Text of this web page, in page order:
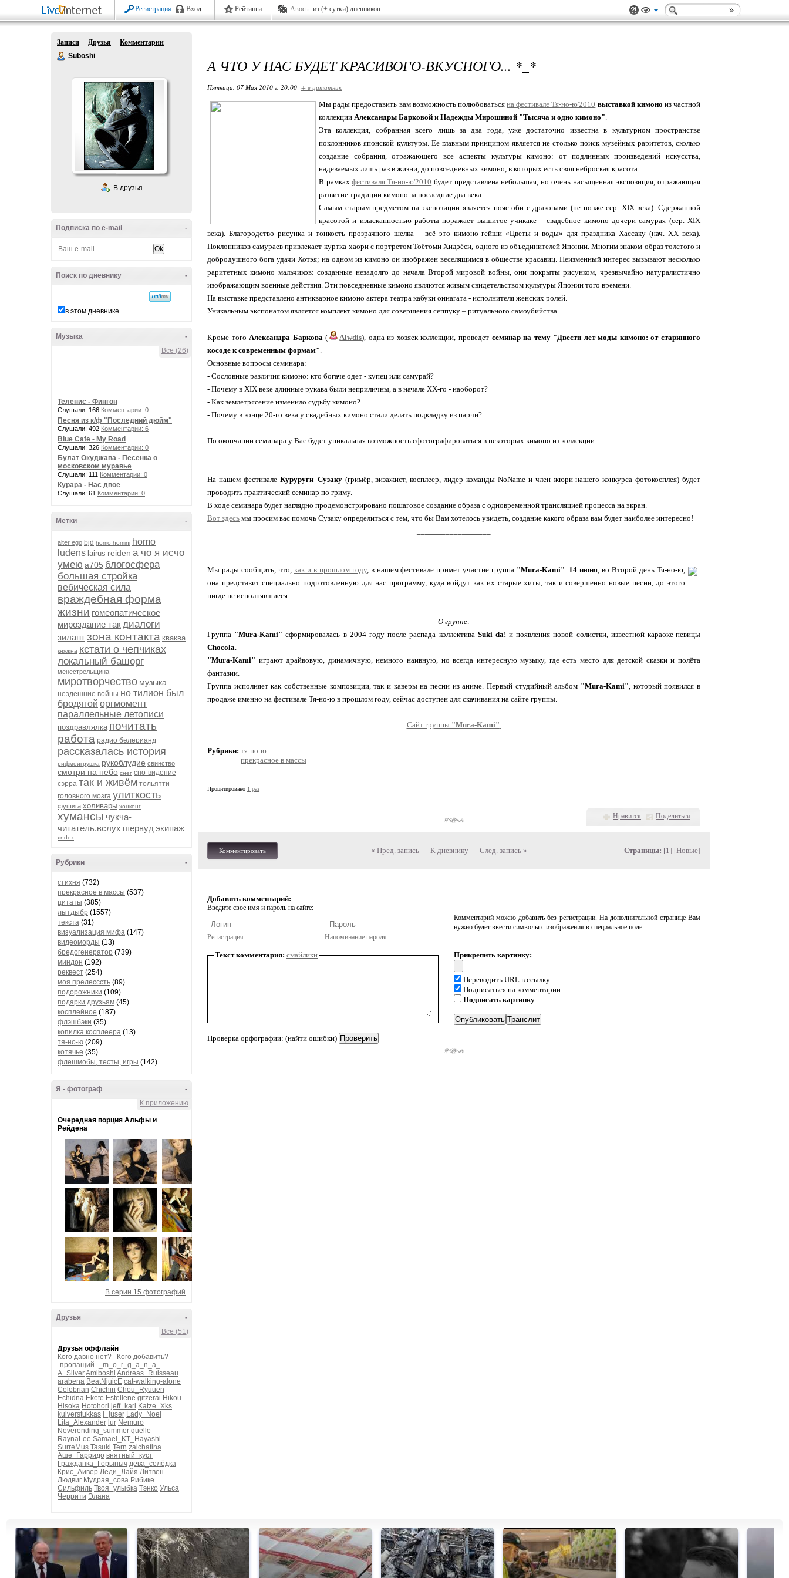
Регистрация Вход Рейтинги Авось из (+ сутки) дневников
Записи Друзья
Комментарии
Suboshi
В друзья
-
Подписка по e-mail
-
Поиск по дневнику
в этом дневнике
-
Музыка
Все (26)
Теленис - Фингон
Слушали: 166 Комментарии: 0
Песня из к/ф "Последний дюйм"
Слушали: 492 Комментарии: 6
Blue Cafe - My Road
Слушали: 326 Комментарии: 0
Булат Окуджава - Песенка о
московском муравье
Слушали: 111 Комментарии: 0
Курара - Нас двое
Слушали: 61 Комментарии: 0
-
Метки
alter ego bjd homo homini homo
ludens lairus reiden а чо я исчо
умею а705 блогосфера
большая стройка
вебическая сила
враждебная форма
жизни гомеопатическое
мироздание такдиалоги
зилантзона контакта кваква
княжна кстати о чепчиках
локальный башорг
менестрельщина
миротворчество музыка
нездешние войны но тилион был
бродягой оргмомент
параллельные летописи
поздравлялка почитать
работа радио белерианд
рассказалась история
рифмоигрушка рукоблудие свинство
смотри на небо снег сно-видение
сэрра так и живём тольятти
головного мозга улиткость
фушига холивары хонконг
хумансы чукча-
читатель.вслух шервуд экипаж
яndex
-
Рубрики
стихня (732)
прекрасное в массы (537)
цитаты (385)
лытдыбр (1557)
текста (31)
визуализация мифа (147)
видеоморды (13)
бредогенератор (739)
миндон (192)
реквест (254)
моя прелесссть (89)
подорожники (109)
подарки друзьям (45)
косплейное (187)
флэшбэки (35)
копилка косплеера (13)
тя-но-ю (209)
котячье (35)
флешмобы, тесты, игры (142)
-
Я - фотограф
К приложению
Очередная порция Альфы и
Рейдена
В серии 15 фотографий
-
Друзья
Все (51)
Друзья оффлайн
Кого давно нет?
Кого добавить?
-пропащий-
_m_o_r_g_a_n_a_
A_SilverAmiboshi Andreas_Ruisseau
arabena BeatNjuicE cat-walking-alone
Celebrian Chichiri Chou_Ryuuen
Echidna Ekete Estellene gitzerai Hikou
Hisoka Hotohori jeff_kari Katze_Xks
kulverstukkas
l_juser Lady_Noel
Lita_Alexander lur Nemuro
Neverending_summer quelle
RaynaLee Samael_KT_Hayashi
SurreMus Tasuki Tern zaichatina
Аше_Гарридо внятный_куст
Гражданка_Горыныч дева_селёдка
Крис_Аивер Леди_Лайя Литвен
Людвиг Мудрая_сова Рибике
Сильфиль Твоя_улыбка Тэнко Ульса
Черрити Элана
А ЧТО У НАС БУДЕТ КРАСИВОГО-ВКУСНОГО... *_*
Пятница, 07 Мая 2010 г. 20:00 + в цитатник
Мы рады предоставить вам возможность полюбоваться на фестивале Тя-но-ю'2010 выставкой кимоно из частной
коллекции Александры Барковой и Надежды Мирошиной "Тысяча и одно кимоно".
Эта коллекция, собранная всего лишь за два года, уже достаточно известна в культурном пространстве
поклонников японской культуры. Ее главным принципом является не столько поиск музейных раритетов, сколько
создание собрания, отражающего все аспекты культуры кимоно: от подлинных произведений искусства,
надеваемых лишь раз в жизни, до повседневных кимоно, в которых есть своя неброская красота.
В рамкахфестиваля Тя-но-ю'2010 будет представлена небольшая, но очень насыщенная экспозиция, отражающая
развитие традиции кимоно за последние два века.
Самым старым предметом на экспозиции является пояс оби с драконами (не позже сер. XIX века). Сдержанной
красотой и изысканностью работы поражает вышитое учикаке – свадебное кимоно дочери самурая (сер. XIX
века). Благородство рисунка и тонкость прозрачного шелка – всё это кимоно гейши «Цветы и воды» для праздника Хассаку (нач. ХХ века).
Поклонников самураев привлекает куртка-хаори с портретом Тоётоми Хидэёси, одного из объединителей Японии. Многим знаком образ толстого и
добродушного бога удачи Хотэя; на одном из кимоно он изображен веселящимся в обществе красавиц. Неизменный интерес вызывают несколько
раритетных кимоно мальчиков: созданные незадолго до начала Второй мировой войны, они покрыты рисунком, чрезвычайно натуралистично
изображающим военные действия. Эти повседневные кимоно являются живым свидетельством культуры Японии того времени.
На выставке представлено антикварное кимоно актера театра кабуки оннагата - исполнителя женских ролей.
Уникальным экспонатом является комплект кимоно для совершения сеппуку – ритуального самоубийства.
Кроме тогоАлександра Баркова( Alwdis), одна из хозяек коллекции, проведет семинар на тему "Двести лет моды кимоно: от старинного
косоде к современным формам".
Основные вопросы семинара:
- Сословные различия кимоно: кто богаче одет - купец или самурай?
- Почему в XIX веке длинные рукава были неприличны, а в начале XX-го - наоборот?
- Как землетрясение изменило судьбу кимоно?
- Почему в конце 20-го века у свадебных кимоно стали делать подкладку из парчи?
По окончании семинара у Вас будет уникальная возможность сфотографироваться в некоторых кимоно из коллекции.
На нашем фестивале Куруруги_Сузаку(гримёр, визажист, косплеер, лидер команды NoName и член жюри нашего конкурса фотокосплея) будет
проводить практический семинар по гриму.
В ходе семинара будет наглядно продемонстрировано пошаговое создание образа с одновременной трансляцией процесса на экран.
Вот здесь мы просим вас помочь Сузаку определиться с тем, что бы Вам хотелось увидеть, создание какого образа вам будет наиболее интересно!
Мы рады сообщить, что, как и в прошлом году, в нашем фестивале примет участие группа "Mura-Kami". 14 июня, во Второй день Тя-но-ю,
она представит специально подготовленную для нас программу, куда войдут как их старые хиты, так и совершенно новые песни, до этого
нигде не исполнявшиеся.
О группе:
Группа "Mura-Kami" сформировалась в 2004 году после распада коллектива Suki da! и появления новой солистки, известной караоке-певицы
Chocola.
"Mura-Kami" играют драйвовую, динамичную, немного наивную, но всегда интересную музыку, где есть место для детской сказки и полёта
фантазии.
Группа исполняет как собственные композиции, так и каверы на песни из аниме. Первый студийный альбом "Mura-Kami", который появился в
продаже именно на фестивале Тя-но-ю в прошлом году, сейчас доступен для скачивания на сайте группы.
Сайт группы "Mura-Kami".
Рубрики: тя-но-ю
прекрасное в массы
Процитировано 1 раз
Нравится Поделиться
Комментировать « Пред. запись— К дневнику — След. запись » Страницы: [1] [Новые]
Добавить комментарий:
Введите свое имя и пароль на сайте:
Регистрация Напоминание пароля
Комментарий можно добавить без регистрации. На дополнительной странице Вам
нужно будет ввести символы с изображения в специальное поле.
Текст комментария: смайлики
Проверка орфографии: (найти ошибки)
Прикрепить картинку:
Переводить URL в ссылку
Подписаться на комментарии
Подписать картинку